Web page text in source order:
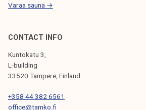
r
d
-
i
Varaa sauna →
CONTACT INFO
Kuntokatu 3,
L-building
33520 Tampere, Finland
+358 44 382 6561
office@tamko.fi